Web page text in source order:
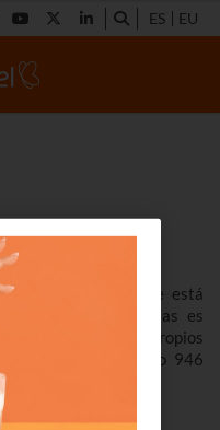
ES EU
¿A quién
de Euskadi es que está
cada una de ellas es
y lugares propios
Con el prefijo 946